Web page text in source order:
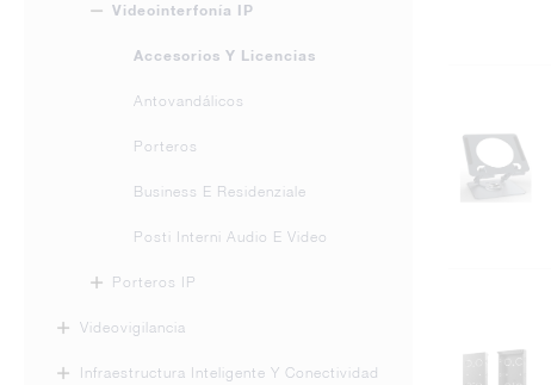
Videointerfonía IP
Accesorios Y Licencias
Antovandálicos
Porteros
Business E Residenziale
Posti Interni Audio E Video
Porteros IP
Videovigilancia
Infraestructura Inteligente Y Conectividad